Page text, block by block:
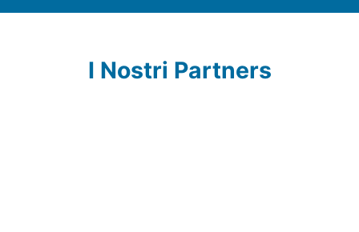
I Nostri Partners